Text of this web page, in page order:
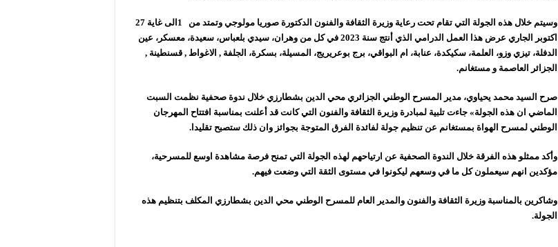
وسيتم خلال هذه الجولة التي تقام تحت رعاية وزيرة الثقافة والفنون الدكتورة صوريا مولوجي وتمتد من 1الى غاية 27
اكتوبر الجاري عرض هذا العمل الدرامي الذي أنتج سنة 2023 في كل من وهران، سيدي بلعباس، سعيدة، معسكر، عين
الدفلة، تيزي وزو، العلمة، سكيكدة، عنابة، ام البواقي، برج بوعريريج، المسيلة، بسكرة، الجلفة , الاغواط , قسنطينة ,
الجزائر العاصمة و مستغانم.
صرح السيد محمد يحياوي، مدير المسرح الوطني الجزائري محي الدين بشطارزي خلال ندوة صحفية نظمت السبت
الماضي ان هذه الجولة» جاءت تلبية لمبادرة وزيرة الثقافة والفنون التي كانت قد أعلنت بمناسبة افتتاح المهرجان
الوطني لمسرح الهواة بمستغانم عن تنظيم جولة لفائدة الفرق المتوجة بجوائز وان ذلك ستصبح تقليدا.
وأكد ممثلو هذه الفرقة خلال الندوة الصحفية عن ارتياحهم لهذه الجولة التي تمنح فرصة مشاهدة اوسع للمسرحية،
مؤكدين انهم سيعملون كل ما في وسعهم ليكونوا في مستوى الثقة التي وضعت فيهم.
وشاكرين بالمناسبة وزيرة الثقافة والفنون والمدير العام للمسرح الوطني محي الدين بشطارزي المكلف بتنظيم هذه
الجولة.